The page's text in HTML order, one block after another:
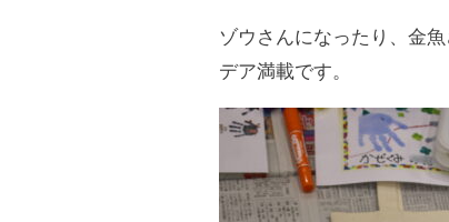
ゾウさんになったり、金
デア満載です。